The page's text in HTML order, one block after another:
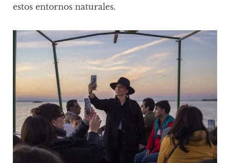
estos entornos naturales.